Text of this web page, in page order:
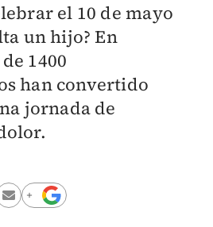
el 10 de mayo
un hijo? En
1400
han convertido
jornada de